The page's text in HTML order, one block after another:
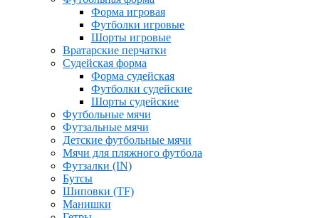
Форма игровая
Футболки игровые
Шорты игровые
Вратарские перчатки
Судейская форма
Форма судейская
Футболки судейские
Шорты судейские
Футбольные мячи
Футзальные мячи
Детские футбольные мячи
Мячи для пляжного футбола
Футзалки (IN)
Бутсы
Шиповки (TF)
Манишки